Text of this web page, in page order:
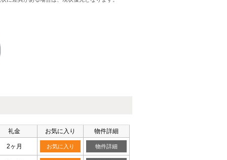
礼金 お気に入り 物件詳細
2ヶ月 お気に入り 物件詳細